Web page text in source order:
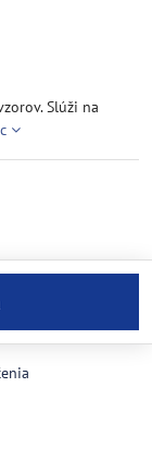
Slúži na